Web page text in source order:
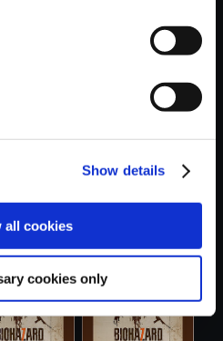
Show details
all cookies
cookies only